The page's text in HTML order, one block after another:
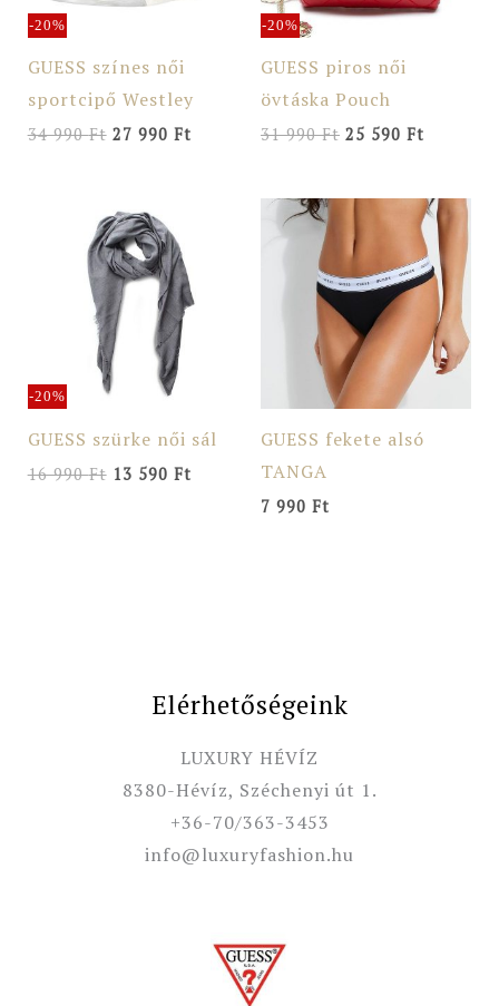
-20%
GUESS színes női
sportcipő Westley
34 990Ft 27 990 Ft
-20%
GUESS piros női
övtáska Pouch
31 990Ft 25 590 Ft
-20%
GUESS szürke női sál
16 990Ft
Original
price
was:
16
990 Ft.
13 590 Ft
590 Ft.
GUESS fekete alsó
TANGA
7 990 Ft
Elérhetőségeink
LUXURY HÉVÍZ
8380-Hévíz, Széchenyi út 1.
+36-70/363-3453
info@luxuryfashion.hu